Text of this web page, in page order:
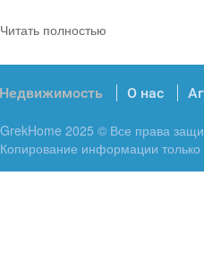
Читать полностью
Недвижимость О нас
GrekHome 2025 © Все права
Копирование информации только